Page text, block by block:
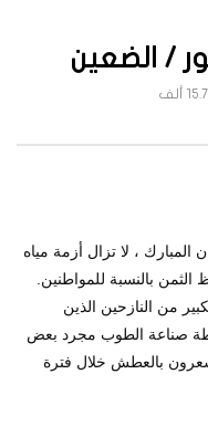
شاهد لاحقاً
/ الضعين
15.7 ألف
، لا تزال أزمة مياه
بالنسبة للمواطنين.
من النازحين الذين
صناعة الطوب مجرد بعض
بالعطش خلال فترة